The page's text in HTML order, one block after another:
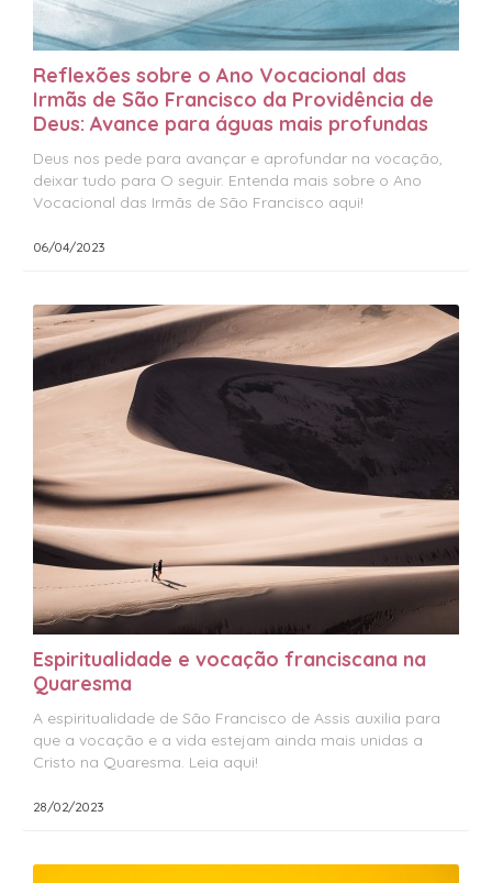
Reflexões sobre o Ano Vocacional das
Irmãs de São Francisco da Providência de
Deus: Avance para águas mais profundas
Deus nos pede para avançar e aprofundar na vocação,
deixar tudo para O seguir. Entenda mais sobre o Ano
Vocacional das Irmãs de São Francisco aqui!
06/04/2023
Espiritualidade e vocação franciscana na
Quaresma
A espiritualidade de São Francisco de Assis auxilia para
que a vocação e a vida estejam ainda mais unidas a
Cristo na Quaresma. Leia aqui!
28/02/2023